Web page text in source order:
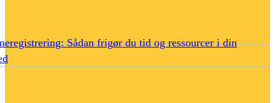
Sådan frigør du tid og ressourcer i din